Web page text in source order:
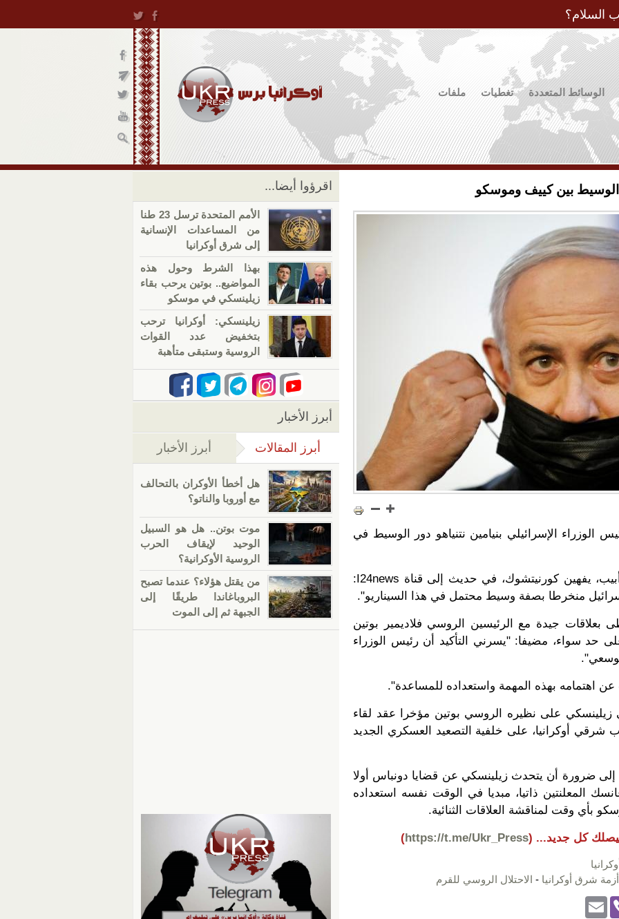
السلام؟
الوسائط المتعددة تغطيات ملفات
الوسيط بين كييف وموسكو
الوزراء الإسرائيلي بنيامين نتنياهو دور الوسيط في
وصرح السفير الأوكراني لدى تل أبيب، يفهين كورنيتشوك، في حديث إلى قناة I24news:
منخرطا بصفة وسيط محتمل في هذا السيناريو".
بعلاقات جيدة مع الرئيسين الروسي فلاديمير بوتين
حد سواء، مضيفا: "يسرني التأكيد أن رئيس الوزراء
عن اهتمامه بهذه المهمة واستعداده للمساعدة".
على نظيره الروسي بوتين مؤخرا عقد لقاء
أوكرانيا، على خلفية التصعيد العسكري الجديد
إلى ضرورة أن يتحدث زيلينسكي عن قضايا دونباس أولا
المعلنتين ذاتيا، مبديا في الوقت نفسه استعداده
بأي وقت لمناقشة العلاقات الثنائية.
كل جديد... (
https://t.me/Ukr_Press
)
أزمة شرق أوكرانيا - الاحتلال الروسي للقرم
Vi
اقرؤوا أيضا...
الأمم المتحدة ترسل 23 طنا
من المساعدات الإنسانية
إلى شرق أوكرانيا
بهذا الشرط وحول هذه
المواضيع.. بوتين يرحب بقاء
زيلينسكي في موسكو
زيلينسكي: أوكرانيا ترحب
بتخفيض عدد القوات
الروسية وستبقى متأهبة
أبرز الأخبار
أبرز المقالات (علامة التبويب النشطة)
أبرز الأخبار
هل أخطأ الأوكران بالتحالف
مع أوروبا والناتو؟
موت بوتن.. هل هو السبيل
الوحيد لإيقاف الحرب
الروسية الأوكرانية؟
من يقتل هؤلاء؟ عندما تصبح
البروباغاندا طريقًا إلى
الجبهة ثم إلى الموت